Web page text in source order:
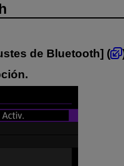
de Bluetooth] (